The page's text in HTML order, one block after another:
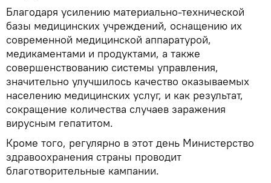
Благодаря усилению материально-технической
базы медицинских учреждений, оснащению их
современной медицинской аппаратурой,
медикаментами и продуктами, а также
совершенствованию системы управления,
значительно улучшилось качество оказываемых
населению медицинских услуг, и как результат,
сокращение количества случаев заражения
вирусным гепатитом.
Кроме того, регулярно в этот день Министерство
здравоохранения страны проводит
благотворительные кампании.